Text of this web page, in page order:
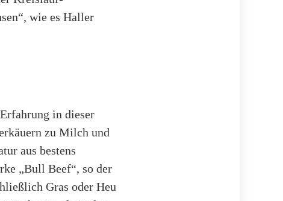
wie es Haller
in dieser
zu Milch und
aus bestens
„Bull Beef“, so der
Gras oder Heu